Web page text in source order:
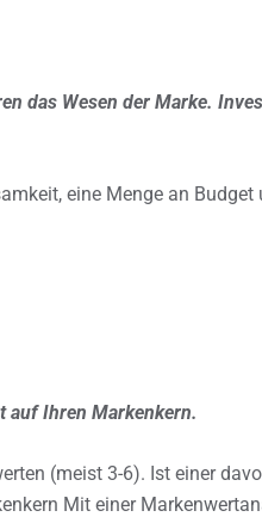
das Wesen der Marke.
eine Menge an
auf Ihren Markenkern.
(meist 3-6). Ist einer
Mit einer